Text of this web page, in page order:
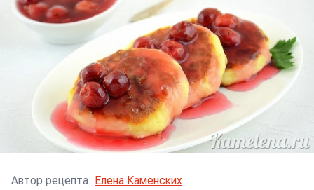
Автор рецепта: Елена Каменских